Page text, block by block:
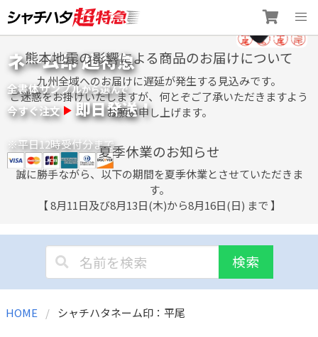
to
content
ネーム印 超特急
全書体サンプルから選んで
今すぐ注文 即日発送！
※平日12時受付分まで
熊本地震の影響による商品のお届けについて
九州全域へのお届けに遅延が発生する見込みです。
ご迷惑をお掛けいたしますが、何とぞご了承いただきますよう
お願い申し上げます。
夏季休業のお知らせ
誠に勝手ながら、以下の期間を夏季休業とさせていただきま
す。
【 8月11日及び8月13日(木)から8月16日(日) まで 】
検索
HOME シャチハタネーム印：平尾